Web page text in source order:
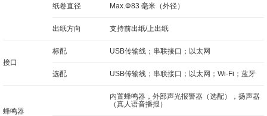
纸卷直径 Max.Φ83 毫米（外径）
出纸方向 支持前出纸/上出纸
接口
标配 USB传输线；串联接口；以太网
选配 USB传输线；串联接口；以太网；Wi-Fi；蓝牙
蜂鸣器
内置蜂鸣器，外部声光报警器（选配），扬声器
（真人语音播报）